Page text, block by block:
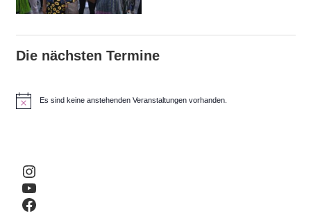
Die nächsten Termine
Es sind keine anstehenden Veranstaltungen vorhanden.
Instagram
YouTube
Facebook